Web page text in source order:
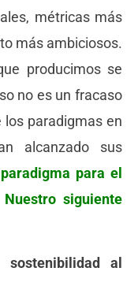
métricas más
más ambiciosos.
producimos se
no es un fracaso
los paradigmas en
alcanzado sus
para el
siguiente
al